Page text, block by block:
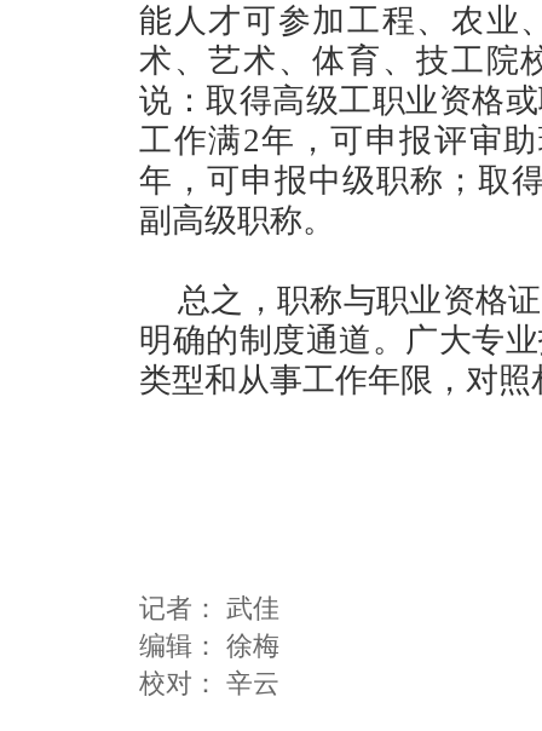
能人才可参加工程、农业
术、艺术、体育、技工院
说：取得高级工职业资格
工作满2年，可申报评审
年，可申报中级职称；取
副高级职称。
总之，职称与职业资格
明确的制度通道。广大专
类型和从事工作年限，对
记者： 武佳
编辑： 徐梅